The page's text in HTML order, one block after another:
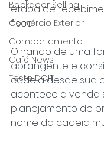
Backdoor Selling
Comércio Exterior
Comportamento
Café News
Teste DOIT
etapa de
fiscal.
Olhando de uma
abrangente e
cadeia desde sua
acontece a venda
planejamento de
nome da cadeia